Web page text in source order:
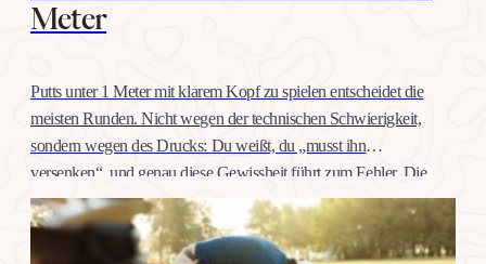
Meter
Putts unter 1 Meter mit klarem Kopf zu spielen entscheidet die
meisten Runden. Nicht wegen der technischen Schwierigkeit,
sondern wegen des Drucks: Du weißt, du „musst ihn
versenken“, und genau diese Gewissheit führt zum Fehler. Die
gute Nachricht: Selbstvertrauen auf dieser Distanz trainiert man
wie jeden anderen Schlag, mit konkreten Übungen, nicht mit
Willenskraft. Warum…